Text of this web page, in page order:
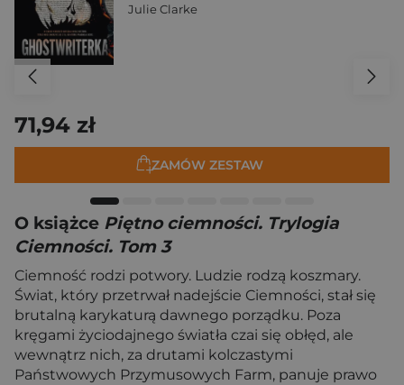
Julie Clarke
71,94 zł
ZAMÓW ZESTAW
O książce Piętno ciemności. Trylogia
Ciemności. Tom 3
Ciemność rodzi potwory. Ludzie rodzą koszmary.
Świat, który przetrwał nadejście Ciemności, stał się
brutalną karykaturą dawnego porządku. Poza
kręgami życiodajnego światła czai się obłęd, ale
wewnątrz nich, za drutami kolczastymi
Państwowych Przymusowych Farm, panuje prawo